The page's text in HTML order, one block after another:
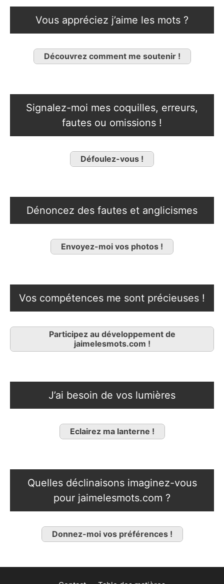
Vous appréciez j’aime les mots ?
Découvrez comment me soutenir !
Signalez-moi mes coquilles, erreurs,
fautes ou omissions !
Défoulez-vous !
Dénoncez des fautes et anglicismes
Envoyez-moi vos photos !
Vos compétences me sont précieuses !
Participez au développement de
jaimelesmots.com !
J’ai besoin de vos lumières
Eclairez ma lanterne !
Quelles déclinaisons imaginez-vous
pour jaimelesmots.com ?
Donnez-moi vos préférences !